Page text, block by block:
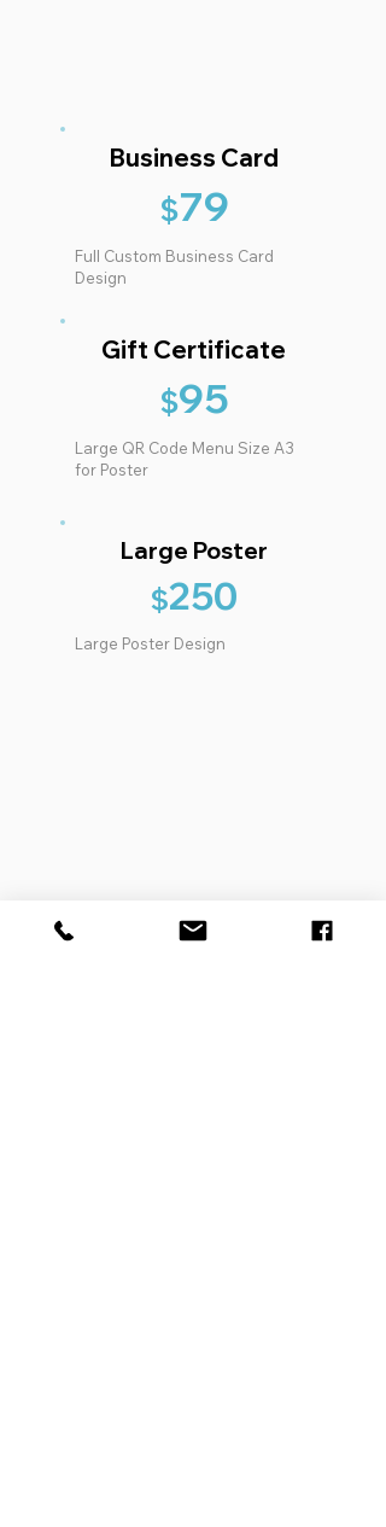
Business Card
$79
Full Custom Business Card
Design
Gift Certificate
$95
Large QR Code Menu Size A3
for Poster
Large Poster
$250
Large Poster Design
Other Designs Portfolio